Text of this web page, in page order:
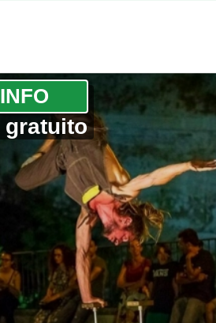
­INFO
gratuito